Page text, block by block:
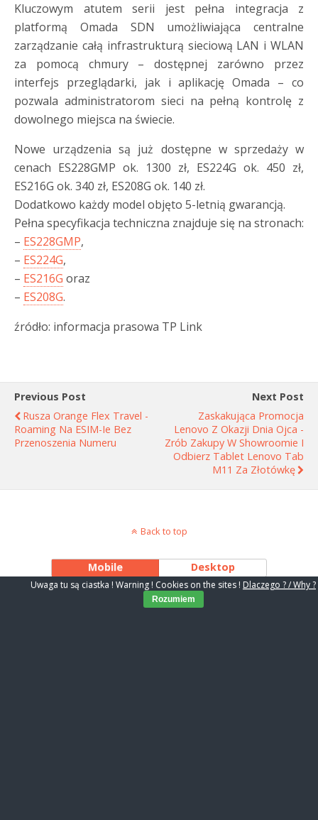
Kluczowym atutem serii jest pełna integracja z
platformą Omada SDN umożliwiająca centralne
zarządzanie całą infrastrukturą sieciową LAN i WLAN
za pomocą chmury – dostępnej zarówno przez
interfejs przeglądarki, jak i aplikację Omada – co
pozwala administratorom sieci na pełną kontrolę z
dowolnego miejsca na świecie.
Nowe urządzenia są już dostępne w sprzedaży w
cenach ES228GMP ok. 1300 zł, ES224G ok. 450 zł,
ES216G ok. 340 zł, ES208G ok. 140 zł.
Dodatkowo każdy model objęto 5-letnią gwarancją.
Pełna specyfikacja techniczna znajduje się na stronach:
– ES228GMP,
– ES224G,
– ES216G oraz
– ES208G.
źródło: informacja prasowa TP Link
Previous Post
Rusza Orange Flex Travel -
Roaming Na ESIM-Ie Bez
Przenoszenia Numeru
Next Post
Zaskakująca Promocja
Lenovo Z Okazji Dnia Ojca -
Zrób Zakupy W Showroomie I
Odbierz Tablet Lenovo Tab
M11 Za Złotówkę
Back to top
Mobile Desktop
Uwaga tu są ciastka ! Warning ! Cookies on the sites ! Dlaczego ? / Why ?
Rozumiem